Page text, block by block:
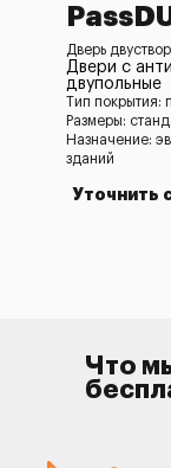
Дверь
Двери с
двупольные
Тип покрытия:
Размеры:
Назначение:
зданий
Уточнить
Что